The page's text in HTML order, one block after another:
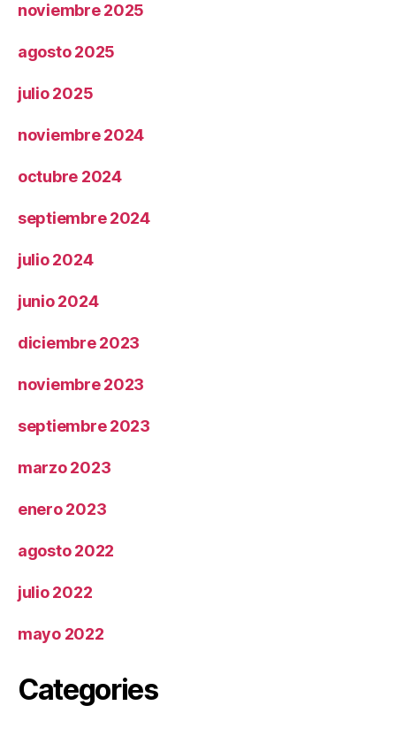
noviembre 2025
agosto 2025
julio 2025
noviembre 2024
octubre 2024
septiembre 2024
julio 2024
junio 2024
diciembre 2023
noviembre 2023
septiembre 2023
marzo 2023
enero 2023
agosto 2022
julio 2022
mayo 2022
Categories